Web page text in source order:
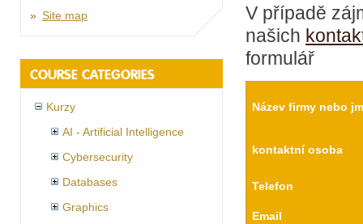
Site map
COURSE CATEGORIES
Kurzy
AI - Artificial Intelligence
Cybersecurity
Databases
Graphics
V případě
našich
formulář
Název firmy nebo
kontaktní osoba
Telefon
Email